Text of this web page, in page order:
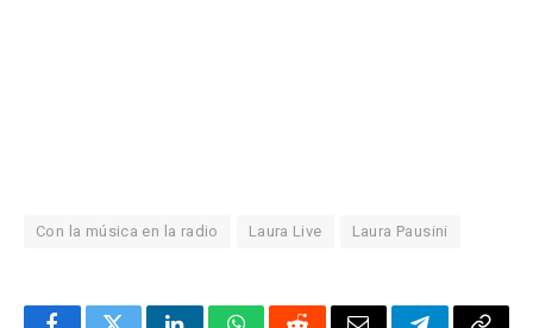
Con la música en la radio Laura Live Laura Pausini